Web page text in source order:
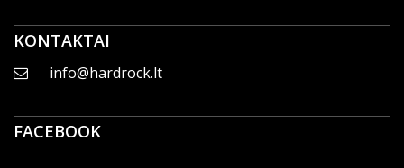
KONTAKTAI
info@hardrock.lt
FACEBOOK